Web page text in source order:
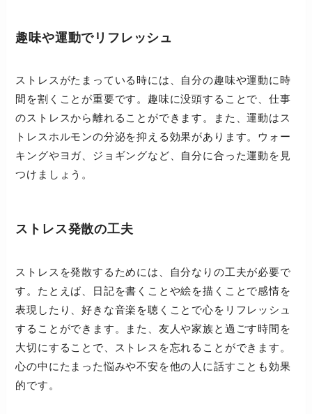
趣味や運動でリフレッシュ
ストレスがたまっている時には、自分の趣味や運動に時
間を割くことが重要です。趣味に没頭することで、仕事
のストレスから離れることができます。また、運動はス
トレスホルモンの分泌を抑える効果があります。ウォー
キングやヨガ、ジョギングなど、自分に合った運動を見
つけましょう。
ストレス発散の工夫
ストレスを発散するためには、自分なりの工夫が必要で
す。たとえば、日記を書くことや絵を描くことで感情を
表現したり、好きな音楽を聴くことで心をリフレッシュ
することができます。また、友人や家族と過ごす時間を
大切にすることで、ストレスを忘れることができます。
心の中にたまった悩みや不安を他の人に話すことも効果
的です。